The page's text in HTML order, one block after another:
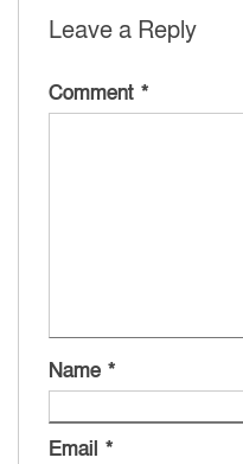
Leave a Reply
Comment *
Name *
Email *